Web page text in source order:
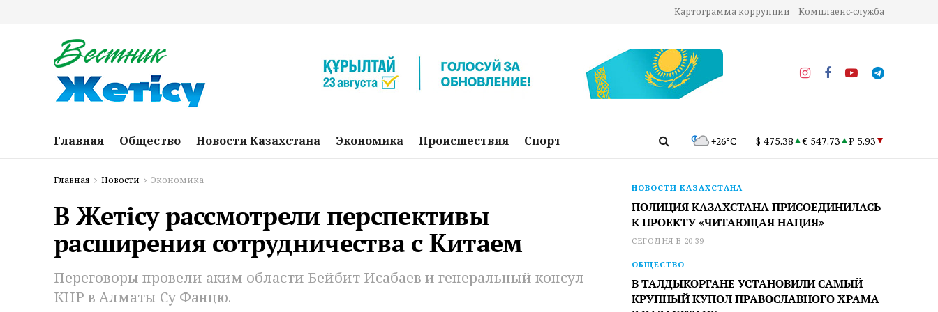
Картограмма коррупции Комплаенс-служба
Главная Общество Новости Казахстана Экономика Происшествия Спорт +26°C $ 475.38 € 547.73 ₽ 5.93
Главная Новости Экономика
В Жетісу рассмотрели перспективы
расширения сотрудничества с Китаем
Переговоры провели аким области Бейбит Исабаев и генеральный консул
КНР в Алматы Су Фанцю.
НОВОСТИ КАЗАХСТАНА
ПОЛИЦИЯ КАЗАХСТАНА ПРИСОЕДИНИЛАСЬ
К ПРОЕКТУ «ЧИТАЮЩАЯ НАЦИЯ»
СЕГОДНЯ В 20:39
ОБЩЕСТВО
В ТАЛДЫКОРГАНЕ УСТАНОВИЛИ САМЫЙ
КРУПНЫЙ КУПОЛ ПРАВОСЛАВНОГО ХРАМА